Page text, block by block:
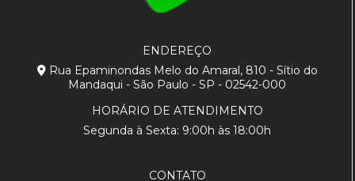
ENDEREÇO
Rua Epaminondas Melo do Amaral, 810 - Sítio do
Mandaqui - São Paulo - SP - 02542-000
HORÁRIO DE ATENDIMENTO
Segunda à Sexta: 9:00h às 18:00h
CONTATO